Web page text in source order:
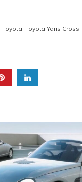
Toyota, Toyota Yaris Cross,